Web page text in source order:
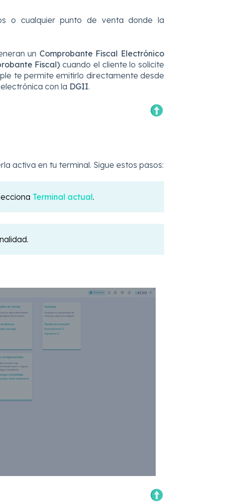
o cualquier punto de venta donde la
un Comprobante Fiscal Electrónico
Fiscal) cuando el cliente lo solicite
te permite emitirlo directamente desde
con la DGII.
activa en tu terminal. Sigue estos pasos:
Terminal actual.